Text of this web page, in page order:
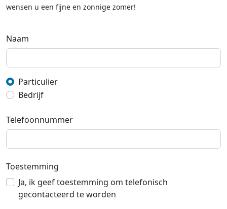
wensen u een fijne en zonnige zomer!
Naam
Particulier
Bedrijf
Telefoonnummer
Toestemming
Ja, ik geef toestemming om telefonisch
gecontacteerd te worden